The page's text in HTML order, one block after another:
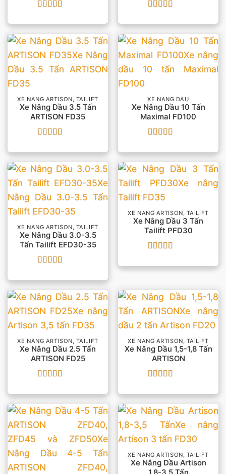
hạng55 sao
hạng55 sao
XE NÂNG ARTISON, TAILIFT
Xe Nâng Dầu 3.5 Tấn
ARTISON FD35
hạng55 sao
XE NÂNG DẦU
Xe Nâng Dầu 10 Tấn
Maximal FD100
hạng55 sao
XE NÂNG ARTISON, TAILIFT
Xe Nâng Dầu 3.0-3.5
Tấn Tailift EFD30-35
hạng55 sao
XE NÂNG ARTISON, TAILIFT
Xe Nâng Dầu 3 Tấn
Tailift PFD30
hạng55 sao
XE NÂNG ARTISON, TAILIFT
Xe Nâng Dầu 2.5 Tấn
ARTISON FD25
hạng55 sao
XE NÂNG ARTISON, TAILIFT
Xe Nâng Dầu 1,5-1,8 Tấn
ARTISON
hạng55 sao
XE NÂNG ARTISON, TAILIFT
Xe Nâng Dầu Artison